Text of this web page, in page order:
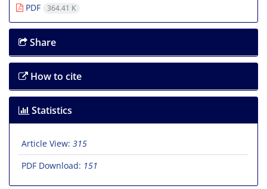
PDF
364.41 K
Share
How to cite
Statistics
Article View: 315
PDF Download: 151